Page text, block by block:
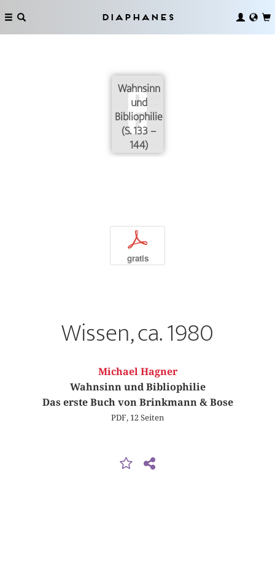
Diaphanes
Wahnsinn
und
Bibliophilie
(S. 133 –
144)
p
gratis
Wissen, ca. 1980
Michael Hagner
Wahnsinn und Bibliophilie
Das erste Buch von Brinkmann & Bose
PDF, 12 Seiten